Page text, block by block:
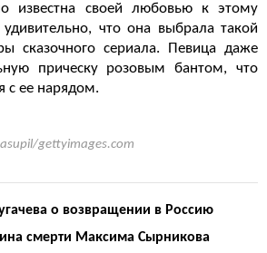
известна своей любовью к этому
что она выбрала такой
сказочного сериала. Певица даже
прическу розовым бантом, что
с ее нарядом.
gettyimages.com
о возвращении в Россию
смерти Максима Сырникова